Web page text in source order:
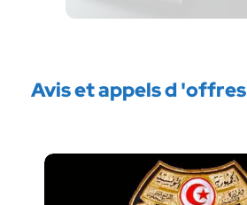
Avis et appels d 'offres